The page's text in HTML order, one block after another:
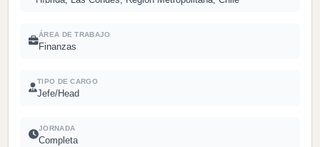
ÁREA DE TRABAJO
Finanzas
TIPO DE CARGO
Jefe/Head
JORNADA
Completa